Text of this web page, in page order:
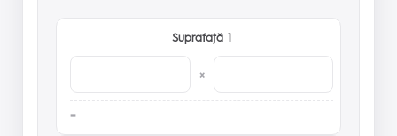
Suprafaţă 1
×